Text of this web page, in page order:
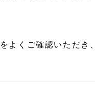
よくご確認いただき、